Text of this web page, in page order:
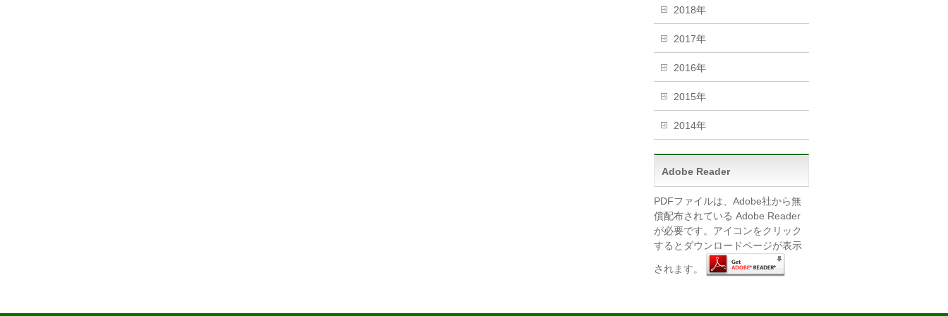
2018年
2017年
2016年
2015年
2014年
Adobe Reader
PDFファイルは、Adobe社から無
償配布されている Adobe Reader
が必要です。アイコンをクリック
するとダウンロードページが表示
されます。